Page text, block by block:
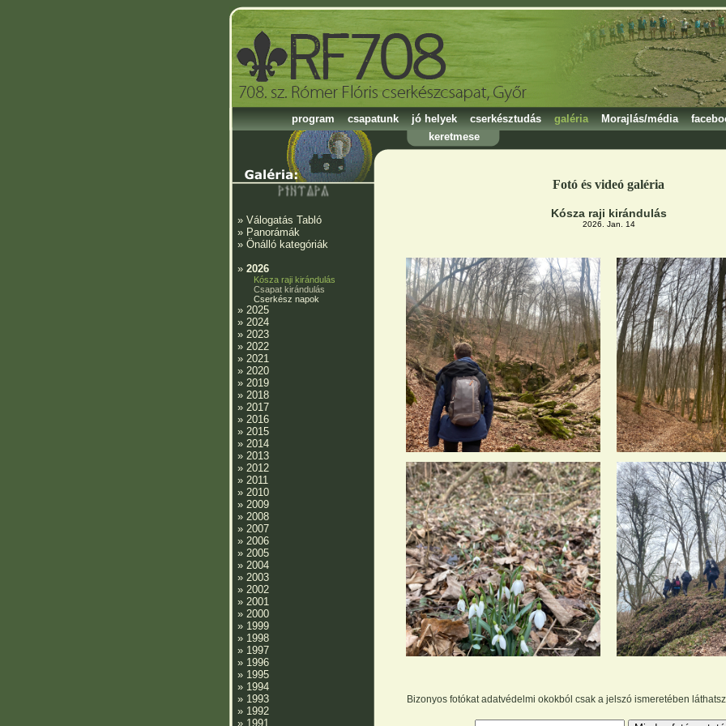
program csapatunk jó helyek cserkésztudás galéria Morajlás/média
keretmese
» Válogatás Tabló
» Panorámák
» Önálló kategóriák
» 2026
Kósza raji kirándulás
Csapat kirándulás
Cserkész napok
» 2025
» 2024
» 2023
» 2022
» 2021
» 2020
» 2019
» 2018
» 2017
» 2016
» 2015
» 2014
» 2013
» 2012
» 2011
» 2010
» 2009
» 2008
» 2007
» 2006
» 2005
» 2004
» 2003
» 2002
» 2001
» 2000
» 1999
» 1998
» 1997
» 1996
» 1995
» 1994
» 1993
» 1992
» 1991
Fotó és videó galéria
Kósza raji kirándulás
2026. Jan. 14
Bizonyos fotókat adatvédelmi okokból csak a jelszó ismeretében